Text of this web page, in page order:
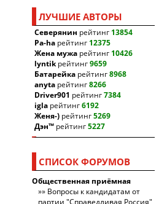
ЛУЧШИЕ АВТОРЫ
Северянин рейтинг 13854
Pa-ha рейтинг 12375
Жена мужа рейтинг 10426
lyntikрейтинг9659
Батарейка рейтинг8968
anyta рейтинг8266
Driver901 рейтинг7384
igla рейтинг6192
Женя-) рейтинг5269
Дэн™ рейтинг5227
СПИСОК ФОРУМОВ
Общественная приёмная
Вопросы к кандидатам от
партии "Справедливая Россия"